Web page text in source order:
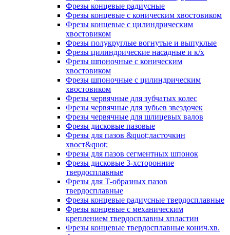
Фрезы концевые радиусные
Фрезы концевые с коническим хвостовиком
Фрезы концевые с цилиндрическим
хвостовиком
Фрезы полукруглые вогнутые и выпуклые
Фрезы цилиндрические насадные и к/х
Фрезы шпоночные с коническим
хвостовиком
Фрезы шпоночные с цилиндрическим
хвостовиком
Фрезы червячные для зубчатых колес
Фрезы червячные для зубьев звездочек
Фрезы червячные для шлицевых валов
Фрезы дисковые пазовые
Фрезы для пазов &quot;ласточкин
хвост&quot;
Фрезы для пазов сегментных шпонок
Фрезы дисковые 3-хсторонние
твердосплавные
Фрезы для Т-образных пазов
твердосплавные
Фрезы концевые радиусные твердосплавные
Фрезы концевые с механическим
креплением твердосплавны хпластин
Фрезы концевые твердосплавные конич.хв.